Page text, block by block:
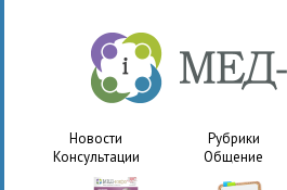
Новости Рубрики
Консультации
Общение